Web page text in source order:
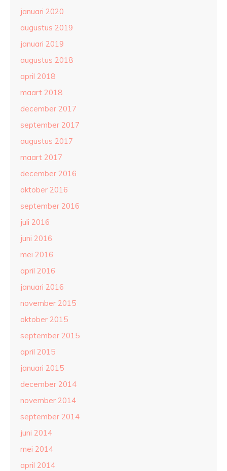
januari 2020
augustus 2019
januari 2019
augustus 2018
april 2018
maart 2018
december 2017
september 2017
augustus 2017
maart 2017
december 2016
oktober 2016
september 2016
juli 2016
juni 2016
mei 2016
april 2016
januari 2016
november 2015
oktober 2015
september 2015
april 2015
januari 2015
december 2014
november 2014
september 2014
juni 2014
mei 2014
april 2014